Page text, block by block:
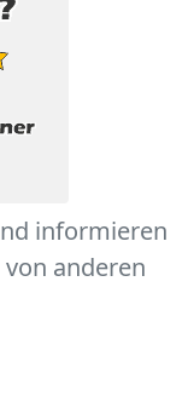
informieren
anderen